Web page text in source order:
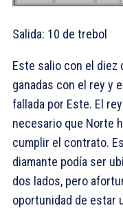
Salida: 10 de trebol
Este salio con el diez
ganadas con el rey y
fallada por Este. El
necesario que Norte
cumplir el contrato.
diamante podía ser
dos lados, pero
oportunidad de estar